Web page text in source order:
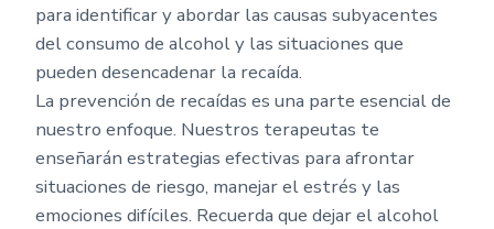
para identificar y abordar las causas subyacentes
del consumo de alcohol y las situaciones que
pueden desencadenar la recaída.
La prevención de recaídas es una parte esencial de
nuestro enfoque. Nuestros terapeutas te
enseñarán estrategias efectivas para afrontar
situaciones de riesgo, manejar el estrés y las
emociones difíciles. Recuerda que dejar el alcohol